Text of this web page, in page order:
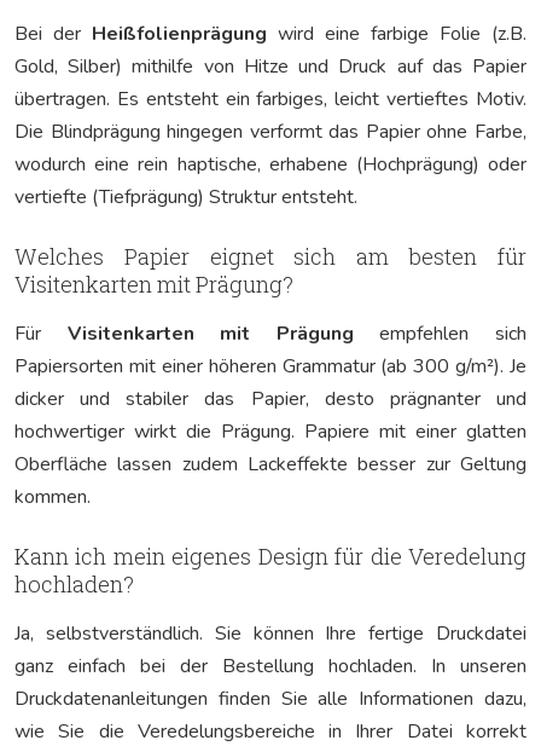
Bei der Heißfolienprägung wird eine farbige Folie (z.B.
Gold, Silber) mithilfe von Hitze und Druck auf das Papier
übertragen. Es entsteht ein farbiges, leicht vertieftes Motiv.
Die Blindprägung hingegen verformt das Papier ohne Farbe,
wodurch eine rein haptische, erhabene (Hochprägung) oder
vertiefte (Tiefprägung) Struktur entsteht.
Welches Papier eignet sich am besten für
Visitenkarten mit Prägung?
Für Visitenkarten mit Prägung empfehlen sich
Papiersorten mit einer höheren Grammatur (ab 300 g/m²). Je
dicker und stabiler das Papier, desto prägnanter und
hochwertiger wirkt die Prägung. Papiere mit einer glatten
Oberfläche lassen zudem Lackeffekte besser zur Geltung
kommen.
Kann ich mein eigenes Design für die Veredelung
hochladen?
Ja, selbstverständlich. Sie können Ihre fertige Druckdatei
ganz einfach bei der Bestellung hochladen. In unseren
Druckdatenanleitungen finden Sie alle Informationen dazu,
wie Sie die Veredelungsbereiche in Ihrer Datei korrekt